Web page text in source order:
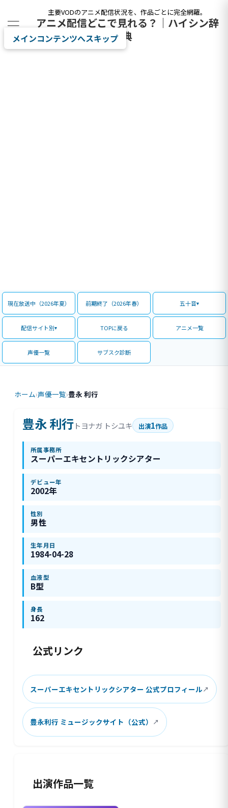
主要VODのアニメ配信状況を、作品ごとに完全網羅。
アニメ配信どこで見れる？｜ハイシン辞
典
メインコンテンツへスキップ
現在放送中（2026年夏） 前期終了（2026年春） 五十音
配信サイト別 TOPに戻る アニメ一覧
声優一覧 サブスク診断
ホーム›声優一覧›豊永 利行
豊永 利行トヨナガ トシユキ 出演1作品
所属事務所
スーパーエキセントリックシアター
デビュー年
2002年
性別
男性
生年月日
1984-04-28
血液型
B型
身長
162
公式リンク
スーパーエキセントリックシアター 公式プロフィール
豊永利行 ミュージックサイト（公式）
出演作品一覧